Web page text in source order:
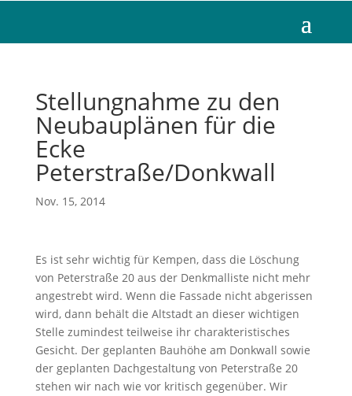
Stellungnahme zu den
Neubauplänen für die
Ecke
Peterstraße/Donkwall
Nov. 15, 2014
Es ist sehr wichtig für Kempen, dass die Löschung
von Peterstraße 20 aus der Denkmalliste nicht mehr
angestrebt wird. Wenn die Fassade nicht abgerissen
wird, dann behält die Altstadt an dieser wichtigen
Stelle zumindest teilweise ihr charakteristisches
Gesicht. Der geplanten Bauhöhe am Donkwall sowie
der geplanten Dachgestaltung von Peterstraße 20
stehen wir nach wie vor kritisch gegenüber. Wir